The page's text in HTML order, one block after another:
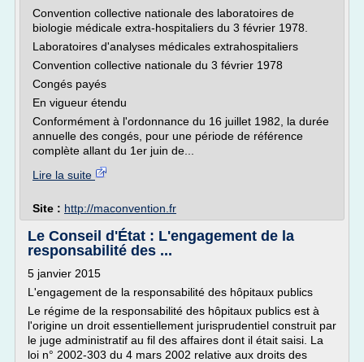
Convention collective nationale des laboratoires de
biologie médicale extra-hospitaliers du 3 février 1978.
Laboratoires d'analyses médicales extrahospitaliers
Convention collective nationale du 3 février 1978
Congés payés
En vigueur étendu
Conformément à l'ordonnance du 16 juillet 1982, la durée
annuelle des congés, pour une période de référence
complète allant du 1er juin de...
Lire la suite
Site : http://maconvention.fr
Le Conseil d'État : L'engagement de la
responsabilité des ...
5 janvier 2015
L'engagement de la responsabilité des hôpitaux publics
Le régime de la responsabilité des hôpitaux publics est à
l'origine un droit essentiellement jurisprudentiel construit par
le juge administratif au fil des affaires dont il était saisi. La
loi n° 2002-303 du 4 mars 2002 relative aux droits des